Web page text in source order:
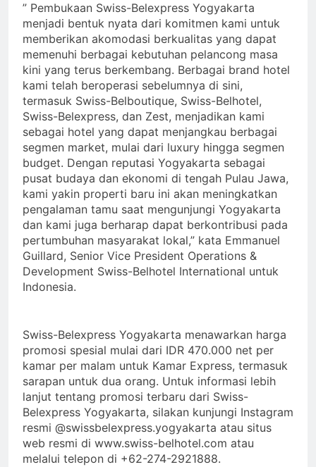
” Pembukaan Swiss-Belexpress Yogyakarta
menjadi bentuk nyata dari komitmen kami untuk
memberikan akomodasi berkualitas yang dapat
memenuhi berbagai kebutuhan pelancong masa
kini yang terus berkembang. Berbagai brand hotel
kami telah beroperasi sebelumnya di sini,
termasuk Swiss-Belboutique, Swiss-Belhotel,
Swiss-Belexpress, dan Zest, menjadikan kami
sebagai hotel yang dapat menjangkau berbagai
segmen market, mulai dari luxury hingga segmen
budget. Dengan reputasi Yogyakarta sebagai
pusat budaya dan ekonomi di tengah Pulau Jawa,
kami yakin properti baru ini akan meningkatkan
pengalaman tamu saat mengunjungi Yogyakarta
dan kami juga berharap dapat berkontribusi pada
pertumbuhan masyarakat lokal,” kata Emmanuel
Guillard, Senior Vice President Operations &
Development Swiss-Belhotel International untuk
Indonesia.
Swiss-Belexpress Yogyakarta menawarkan harga
promosi spesial mulai dari IDR 470.000 net per
kamar per malam untuk Kamar Express, termasuk
sarapan untuk dua orang. Untuk informasi lebih
lanjut tentang promosi terbaru dari Swiss-
Belexpress Yogyakarta, silakan kunjungi Instagram
resmi @swissbelexpress.yogyakarta atau situs
web resmi di www.swiss-belhotel.com atau
melalui telepon di +62-274-2921888.